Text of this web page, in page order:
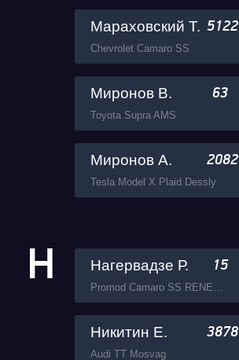
Мараховский Т. 5122
Chevrolet Camaro SS
Миронов В. 63
Toyota Supra AMS
Миронов А. 2082
Tesla Model X Plaid Dessly
Н Нагервадзе Р. 15
Promod Camaro SS RENEGATT AMS
Никитин Е. 3878
Audi TT Mosvag